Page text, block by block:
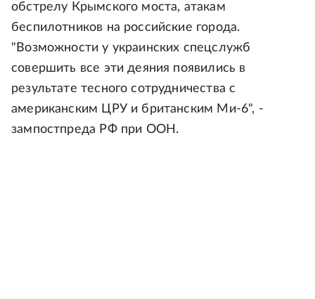
обстрелу Крымского моста, атакам
беспилотников на российские города.
"Возможности у украинских спецслужб
совершить все эти деяния появились в
результате тесного сотрудничества с
американским ЦРУ и британским Ми-6", -
зампостпреда РФ при ООН.